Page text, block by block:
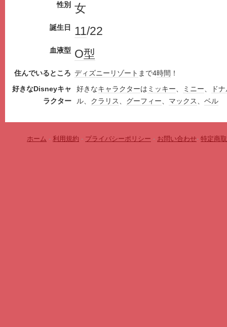
性別 女
誕生日 11/22
血液型 O型
住んでいるところ ディズニー リゾート まで4時間 ！
好きなDisneyキャ
ラクター
好きなキャラクターは ミッキー、 ミニー、
ド
ル、 クラリス、 グーフィー、 マックス、 ベル
ホーム - 利用規約 - プライバシーポリシー - お問い合わせ- 特定商